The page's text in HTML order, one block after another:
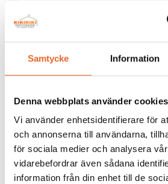
Samtycke Information
Denna webbplats använder cookies
Vi använder enhetsidentifierare för
och annonserna till användarna,
för sociala medier och analysera
vidarebefordrar även sådana
information från din enhet till de
Andra köpte även till